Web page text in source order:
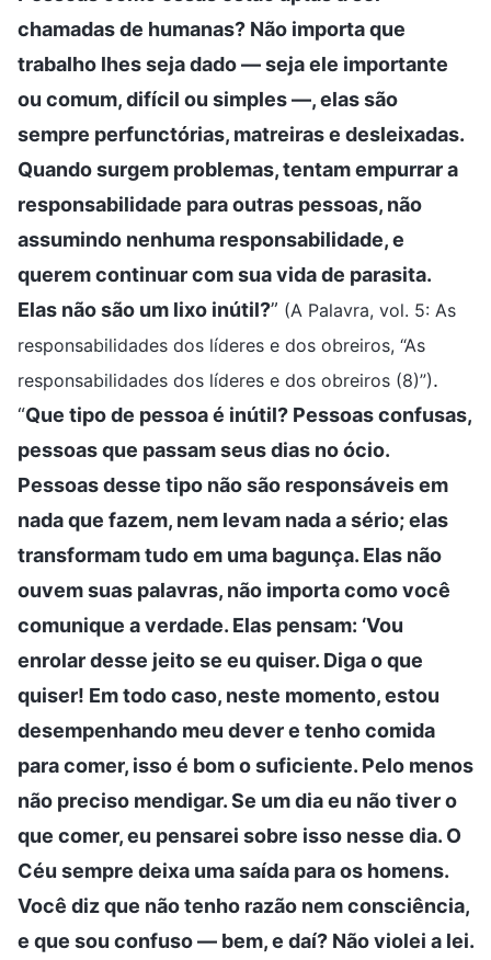
chamadas de humanas? Não importa que
trabalho lhes seja dado — seja ele importante
ou comum, difícil ou simples —, elas são
sempre perfunctórias, matreiras e desleixadas.
Quando surgem problemas, tentam empurrar a
responsabilidade para outras pessoas, não
assumindo nenhuma responsabilidade, e
querem continuar com sua vida de parasita.
Elas não são um lixo inútil?” (A Palavra, vol. 5: As
responsabilidades dos líderes e dos obreiros, “As
responsabilidades dos líderes e dos obreiros (8)”).
“Que tipo de pessoa é inútil? Pessoas confusas,
pessoas que passam seus dias no ócio.
Pessoas desse tipo não são responsáveis em
nada que fazem, nem levam nada a sério; elas
transformam tudo em uma bagunça. Elas não
ouvem suas palavras, não importa como você
comunique a verdade. Elas pensam: ‘Vou
enrolar desse jeito se eu quiser. Diga o que
quiser! Em todo caso, neste momento, estou
desempenhando meu dever e tenho comida
para comer, isso é bom o suficiente. Pelo menos
não preciso mendigar. Se um dia eu não tiver o
que comer, eu pensarei sobre isso nesse dia. O
Céu sempre deixa uma saída para os homens.
Você diz que não tenho razão nem consciência,
e que sou confuso — bem, e daí? Não violei a lei.